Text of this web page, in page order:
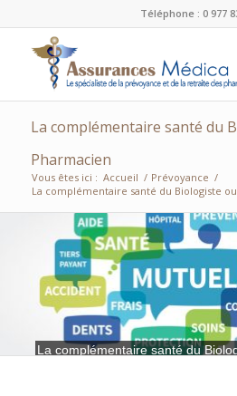
Téléphone : 0 977
La complémentaire santé du
Pharmacien
Vous êtes ici : Accueil / Prévoyance /
La complémentaire santé du Biologiste
La complémentaire santé du